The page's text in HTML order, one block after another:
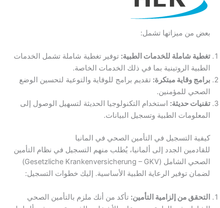
بعض من ميزاتها تشمل:
تغطية شاملة للخدمات الطبية: توفير تغطية شاملة تشمل الخدمات
الطبية الروتينية بما في ذلك الخدمات الخاصة.
برامج وقاية مبتكرة: تقديم برامج للوقاية والتوعية لتحسين الوضع
الصحي للمؤمنين.
تقنيات حديثة: استخدام التكنولوجيا الحديثة لتسهيل الوصول إلى
المعلومات الطبية وتسجيل البيانات.
كيفية التسجيل في التأمين الصحي في المانيا
للقادمين الجدد إلى ألمانيا، يُطلب منهم التسجيل في نظام التأمين
الصحي الشامل (Gesetzliche Krankenversicherung – GKV)
لضمان توفير الرعاية الطبية الأساسية. إليك خطوات التسجيل:
التحقق من إلزامية التأمين: تأكد من أنك ملزم بالتأمين الصحي